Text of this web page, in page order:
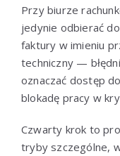
Przy biurze
jedynie odbierać
faktury w imieniu
techniczny —
oznaczać dostęp
blokadę pracy w
Czwarty krok to
tryby szczególne,